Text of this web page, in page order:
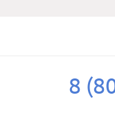
8